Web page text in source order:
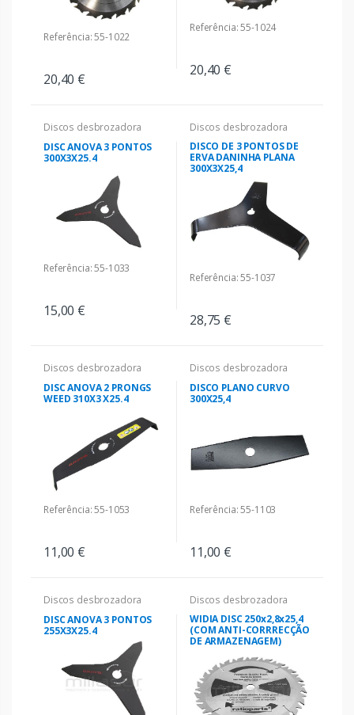
Referência: 55-1022
20,40 €
Referência: 55-1024
20,40 €
Discos desbrozadora
DISC ANOVA 3 PONTOS
300X3X25.4
Referência: 55-1033
15,00 €
Discos desbrozadora
DISCO DE 3 PONTOS DE
ERVA DANINHA PLANA
300X3X25,4
Referência: 55-1037
28,75 €
Discos desbrozadora
DISC ANOVA 2 PRONGS
WEED 310X3 X25.4
Referência: 55-1053
11,00 €
Discos desbrozadora
DISCO PLANO CURVO
300X25,4
Referência: 55-1103
11,00 €
Discos desbrozadora
DISC ANOVA 3 PONTOS
255X3X25.4
Discos desbrozadora
WIDIA DISC 250x2,8x25,4
(COM ANTI-CORRRECÇÃO
DE ARMAZENAGEM)